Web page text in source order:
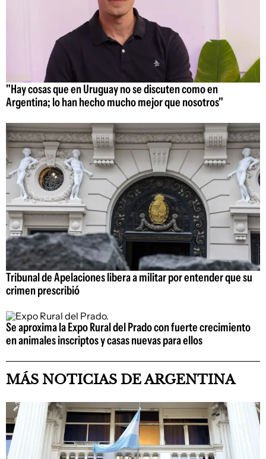
"Hay cosas que en Uruguay no se discuten como en
Argentina; lo han hecho mucho mejor que nosotros"
Tribunal de Apelaciones libera a militar por entender que su
crimen prescribió
Se aproxima la Expo Rural del Prado con fuerte crecimiento
en animales inscriptos y casas nuevas para ellos
MÁS NOTICIAS DE ARGENTINA